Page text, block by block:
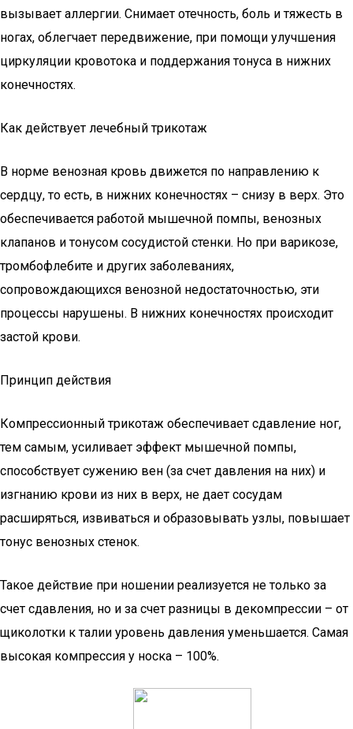
вызывает аллергии. Снимает отечность, боль и тяжесть в
ногах, облегчает передвижение, при помощи улучшения
циркуляции кровотока и поддержания тонуса в нижних
конечностях.
Как действует лечебный трикотаж
В норме венозная кровь движется по направлению к
сердцу, то есть, в нижних конечностях – снизу в верх. Это
обеспечивается работой мышечной помпы, венозных
клапанов и тонусом сосудистой стенки. Но при варикозе,
тромбофлебите и других заболеваниях,
сопровождающихся венозной недостаточностью, эти
процессы нарушены. В нижних конечностях происходит
застой крови.
Принцип действия
Компрессионный трикотаж обеспечивает сдавление ног,
тем самым, усиливает эффект мышечной помпы,
способствует сужению вен (за счет давления на них) и
изгнанию крови из них в верх, не дает сосудам
расширяться, извиваться и образовывать узлы, повышает
тонус венозных стенок.
Такое действие при ношении реализуется не только за
счет сдавления, но и за счет разницы в декомпрессии – от
щиколотки к талии уровень давления уменьшается. Самая
высокая компрессия у носка – 100%.